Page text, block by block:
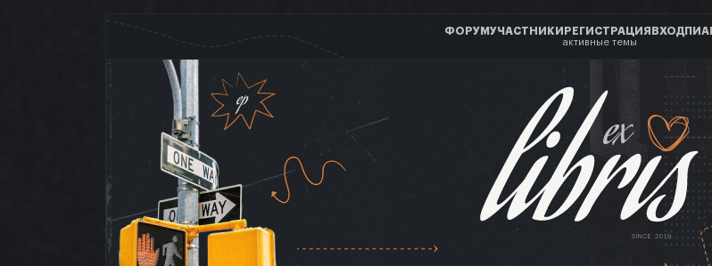
ФОРУМ УЧАСТНИКИ РЕГИСТРАЦИЯ ВХОД
активные темы
ex
SINCE 2019